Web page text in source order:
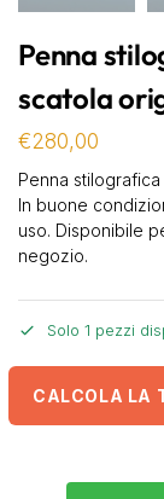
Penna
scatola
€280,00
Penna
In buone
uso. Disponibile
negozio.
Solo 1 pezzi
CALCOLA LA